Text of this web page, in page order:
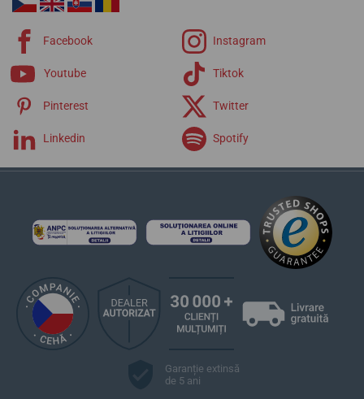
Facebook Instagram
Youtube Tiktok
Pinterest Twitter
Linkedin Spotify
Garanție extinsă
de 5 ani